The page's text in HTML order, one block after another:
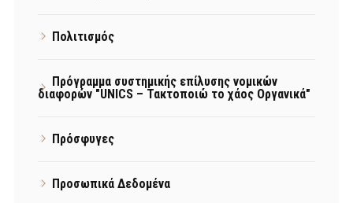
Πολιτισμός
Πρόγραμμα συστημικής επίλυσης νομικών
διαφορών "UNICS – Τακτοποιώ το χάος Οργανικά"
Πρόσφυγες
Προσωπικά Δεδομένα